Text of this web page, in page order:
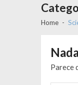
Home
Parece